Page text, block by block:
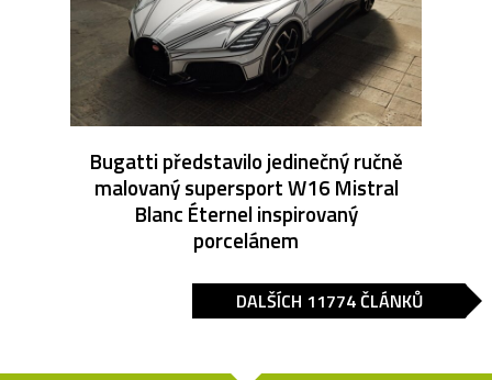
Bugatti představilo jedinečný ručně
malovaný supersport W16 Mistral
Blanc Éternel inspirovaný
porcelánem
DALŠÍCH 11774 ČLÁNKŮ